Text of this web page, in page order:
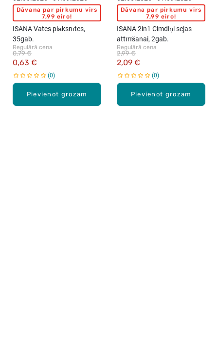
Pievienot grozam
Dāvana par pirkumu virs
7,99 eiro!
ISANA Vates plāksnītes,
35gab.
Regulārā cena
0,63 €
0,79 €
0
Pievienot grozam
Dāvana par pirkumu virs
7,99 eiro!
ISANA 2in1 Cimdiņi sejas
attīrīšanai, 2gab.
Regulārā cena
2,09 €
2,99 €
0